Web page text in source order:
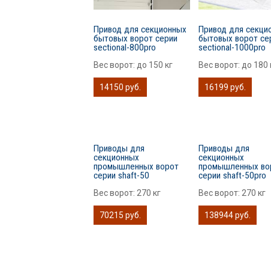
Привод для секционных
бытовых ворот серии
sectional-800pro
Вес ворот: до 150 кг
14150 руб.
Привод для
бытовых ворот
sectional-1000pro
Вес ворот: до 180
16199 руб.
Приводы для
секционных
промышленных ворот
серии shaft-50
Вес ворот: 270 кг
70215 руб.
Приводы для
секционных
промышленных
серии shaft-50pro
Вес ворот: 270 кг
138944 руб.